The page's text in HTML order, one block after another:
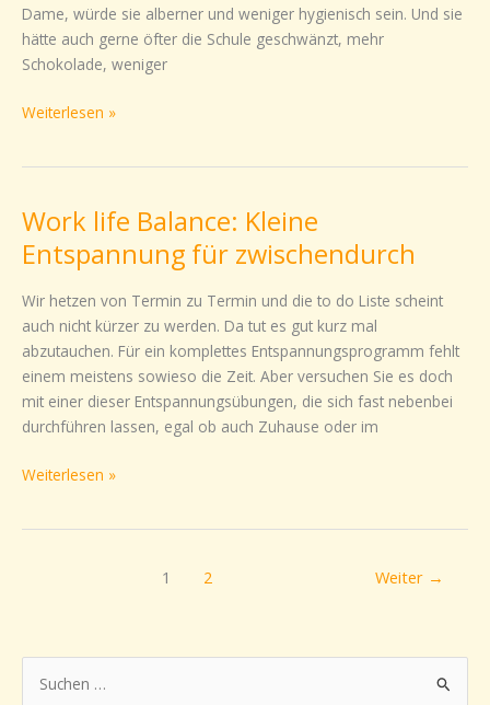
Dame, würde sie alberner und weniger hygienisch sein. Und sie
hätte auch gerne öfter die Schule geschwänzt, mehr
Schokolade, weniger
Weiterlesen »
Work life Balance: Kleine
Entspannung für zwischendurch
Wir hetzen von Termin zu Termin und die to do Liste scheint
auch nicht kürzer zu werden. Da tut es gut kurz mal
abzutauchen. Für ein komplettes Entspannungsprogramm fehlt
einem meistens sowieso die Zeit. Aber versuchen Sie es doch
mit einer dieser Entspannungsübungen, die sich fast nebenbei
durchführen lassen, egal ob auch Zuhause oder im
Work
life
Balance:
Kleine
Entspannung
für
zwischendurch
Weiterlesen »
1 2 Weiter →